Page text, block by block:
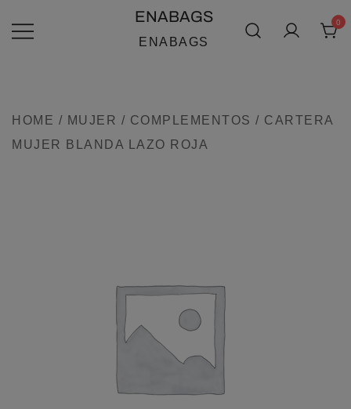
AL
ENABAGS
ENABAGS
0
HOME / MUJER / COMPLEMENTOS / CARTERA
MUJER BLANDA LAZO ROJA